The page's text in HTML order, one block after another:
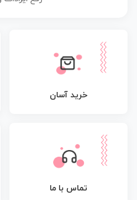
خرید آسان
تماس با ما